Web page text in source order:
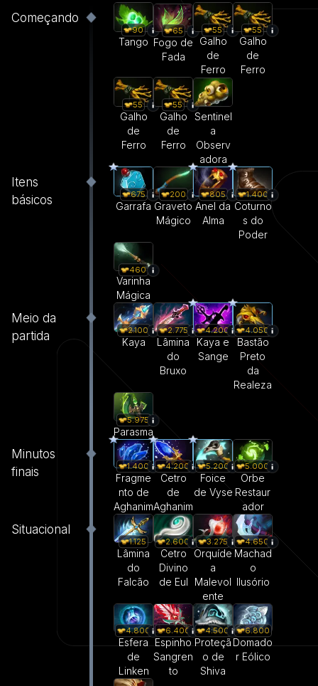
Começando
90
Tango
65
Fogo de
Fada
55
Galho
de
Ferro
55
Galho
de
Ferro
55
Galho
de
Ferro
55
Galho
de
Ferro
Sentinel
a
Observ
adora
Itens
básicos
675
Garrafa
200
Graveto
Mágico
805
Anel da
Alma
1.400
Coturno
s do
Poder
460
Varinha
Mágica
Meio da
partida
2.100
Kaya
2.775
Lâmina
do
Bruxo
4.200
Kaya e
Sange
4.050
Bastão
Preto
da
Realeza
5.975
Parasma
Minutos
finais
1.400
Fragme
nto de
Aghanim
4.200
Cetro
de
Aghanim
5.200
Foice
de Vyse
5.000
Orbe
Restaur
ador
Situacional
1.125
Lâmina
do
Falcão
2.600
Cetro
Divino
de Eul
3.275
Orquíde
a
Malevol
ente
4.650
Machad
o
Ilusório
4.800
Esfera
de
Linken
6.400
Espinho
Sangren
to
4.500
Proteçã
o de
Shiva
6.800
Domado
r Eólico